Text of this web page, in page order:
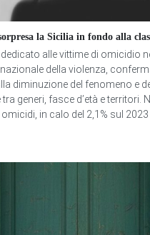
la Sicilia in fondo alla
dedicato alle vittime di omicidio
della violenza,
diminuzione del fenomeno e
generi, fasce d’età e territori.
in calo del 2,1% sul 2023